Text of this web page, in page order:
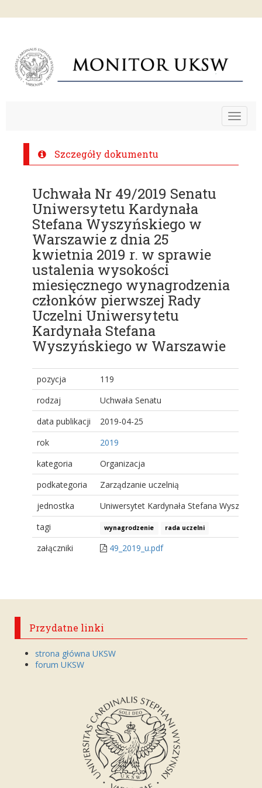
Toggle
Szczegóły dokumentu
Uchwała Nr 49/2019 Senatu
Uniwersytetu Kardynała
Stefana Wyszyńskiego w
Warszawie z dnia 25
kwietnia 2019 r. w sprawie
ustalenia wysokości
miesięcznego wynagrodzenia
członków pierwszej Rady
Uczelni Uniwersytetu
Kardynała Stefana
Wyszyńskiego w Warszawie
pozycja
119
rodzaj
Uchwała Senatu
data publikacji
2019-04-25
rok
2019
kategoria
Organizacja
podkategoria
Zarządzanie uczelnią
jednostka
Uniwersytet Kardynała Stefana
tagi
wynagrodzenie rada uczelni
załączniki 49_2019_u.pdf
Przydatne linki
strona główna UKSW
forum UKSW